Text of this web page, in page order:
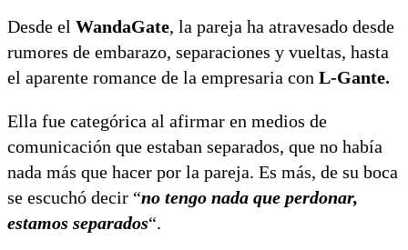
Desde el WandaGate, la pareja ha atravesado desde
rumores de embarazo, separaciones y vueltas, hasta
el aparente romance de la empresaria con L-Gante.
Ella fue categórica al afirmar en medios de
comunicación que estaban separados, que no había
nada más que hacer por la pareja. Es más, de su boca
se escuchó decir “no tengo nada que perdonar,
estamos separados“.